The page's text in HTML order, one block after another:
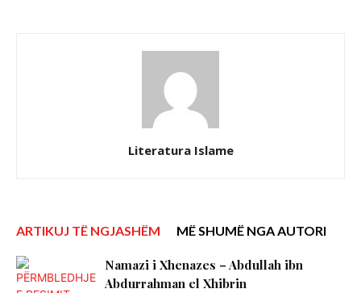
Literatura Islame
ARTIKUJ TË NGJASHËM MË SHUMË NGA AUTORI
Namazi i Xhenazes – Abdullah ibn
Abdurrahman el Xhibrin